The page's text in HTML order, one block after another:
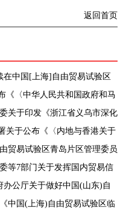
返回首页
在中国[上海]自由贸易试验区
定的批复
《〈中华人民共和国政府和马
出口货物原产地管理办法》
关于印发《浙江省义乌市深化
关于公布《〈内地与香港关于
议》项下经修订的原产地标
贸易试验区青岛片区管理委员
识试点工作的通知
等7部门关于发挥国内贸易信
意见
办公厅关于做好中国(山东)自
工作的通知
中国(上海)自由贸易试验区临